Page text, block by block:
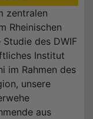
zentralen
Rheinischen
des DWIF
Institut
im Rahmen des
unsere
aus